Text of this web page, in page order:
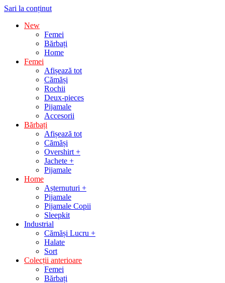
Sari la conținut
New
Femei
Bărbați
Home
Femei
Afișează tot
Cămăși
Rochii
Deux-pieces
Pijamale
Accesorii
Bărbați
Afișează tot
Cămăși
Overshirt +
Jachete +
Pijamale
Home
Așternuturi +
Pijamale
Pijamale Copii
Sleepkit
Industrial
Cămăși Lucru +
Halate
Sort
Colecții anterioare
Femei
Bărbați